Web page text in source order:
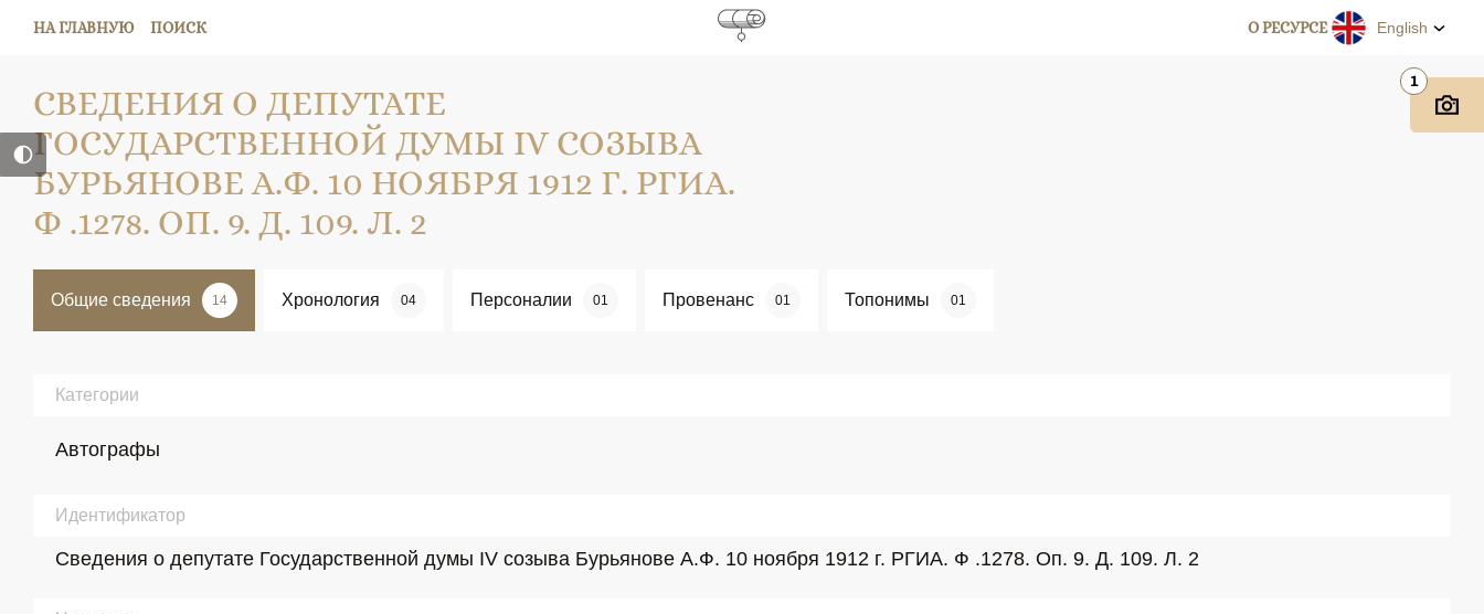
НА ГЛАВНУЮ ПОИСК О РЕСУРСЕ English
СВЕДЕНИЯ О ДЕПУТАТЕ
ГОСУДАРСТВЕННОЙ ДУМЫ IV СОЗЫВА
БУРЬЯНОВЕ А.Ф. 10 НОЯБРЯ 1912 Г. РГИА.
Ф .1278. ОП. 9. Д. 109. Л. 2
Общие сведения 14 Хронология 04 Персоналии 01 Провенанс 01 Топонимы 01
Категории
Автографы
Идентификатор
Сведения о депутате Государственной думы IV созыва Бурьянове А.Ф. 10 ноября 1912 г. РГИА. Ф .1278. Оп. 9. Д. 109. Л. 2
1